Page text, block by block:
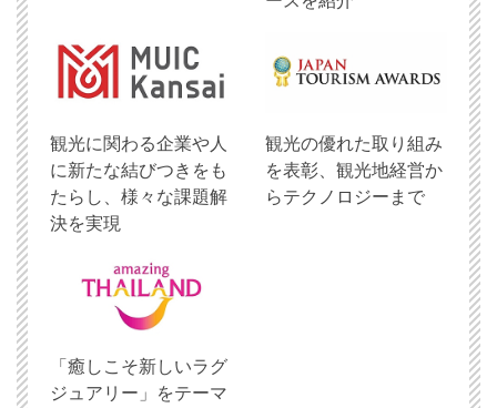
観光に関わる企業や人
に新たな結びつきをも
たらし、様々な課題解
決を実現
観光の優れた取り組み
を表彰、観光地経営か
らテクノロジーまで
「癒しこそ新しいラグ
ジュアリー」をテーマ